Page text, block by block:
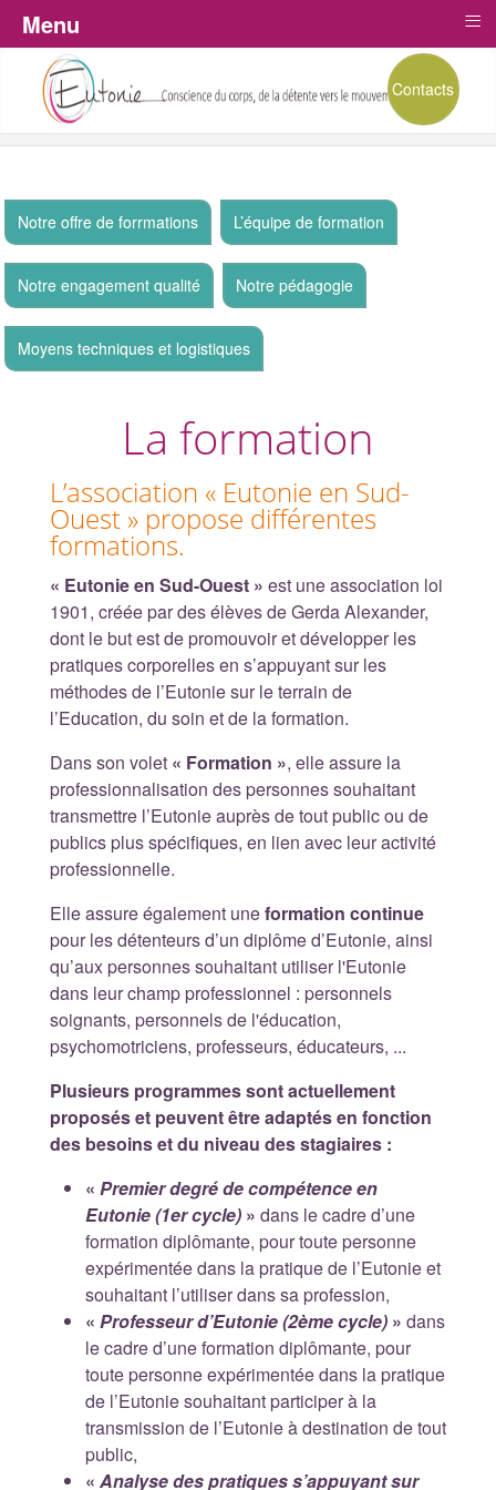
Contacts
Notre offre de forrmations L’équipe de formation
Notre engagement qualité Notre pédagogie
Moyens techniques et logistiques
La formation
L’association « Eutonie en Sud-
Ouest » propose différentes
formations.
« Eutonie en Sud-Ouest » est une association loi
1901, créée par des élèves de Gerda Alexander,
dont le but est de promouvoir et développer les
pratiques corporelles en s’appuyant sur les
méthodes de l’Eutonie sur le terrain de
l’Education, du soin et de la formation.
Dans son volet « Formation », elle assure la
professionnalisation des personnes souhaitant
transmettre l’Eutonie auprès de tout public ou de
publics plus spécifiques, en lien avec leur activité
professionnelle.
Elle assure également uneformation continue
pour les détenteurs d’un diplôme d’Eutonie, ainsi
qu’aux personnes souhaitant utiliser l'Eutonie
dans leur champ professionnel : personnels
soignants, personnels de l'éducation,
psychomotriciens, professeurs, éducateurs, ...
Plusieurs programmes sont actuellement
proposés et peuvent être adaptés en fonction
des besoins et du niveau des stagiaires :
« Premier degré de compétence en
Eutonie (1er cycle)» dans le cadre d’une
formation diplômante, pour toute personne
expérimentée dans la pratique de l’Eutonie et
souhaitant l’utiliser dans sa profession,
« Professeur d’Eutonie (2ème cycle)» dans
le cadre d’une formation diplômante, pour
toute personne expérimentée dans la pratique
de l’Eutonie souhaitant participer à la
transmission de l’Eutonie à destination de tout
public,
« Analyse des pratiques s’appuyant sur
Menu ≡